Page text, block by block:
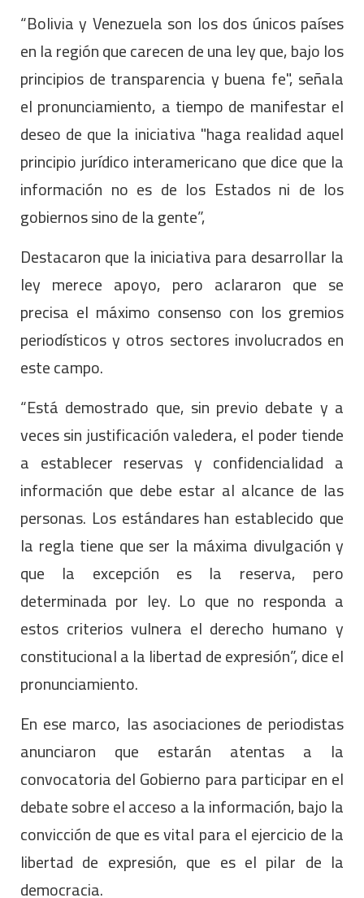
“Bolivia y Venezuela son los dos únicos países
en la región que carecen de una ley que, bajo los
principios de transparencia y buena fe", señala
el pronunciamiento, a tiempo de manifestar el
deseo de que la iniciativa "haga realidad aquel
principio jurídico interamericano que dice que la
información no es de los Estados ni de los
gobiernos sino de la gente”,
Destacaron que la iniciativa para desarrollar la
ley merece apoyo, pero aclararon que se
precisa el máximo consenso con los gremios
periodísticos y otros sectores involucrados en
este campo.
“Está demostrado que, sin previo debate y a
veces sin justificación valedera, el poder tiende
a establecer reservas y confidencialidad a
información que debe estar al alcance de las
personas. Los estándares han establecido que
la regla tiene que ser la máxima divulgación y
que la excepción es la reserva, pero
determinada por ley. Lo que no responda a
estos criterios vulnera el derecho humano y
constitucional a la libertad de expresión”, dice el
pronunciamiento.
En ese marco, las asociaciones de periodistas
anunciaron que estarán atentas a la
convocatoria del Gobierno para participar en el
debate sobre el acceso a la información, bajo la
convicción de que es vital para el ejercicio de la
libertad de expresión, que es el pilar de la
democracia.